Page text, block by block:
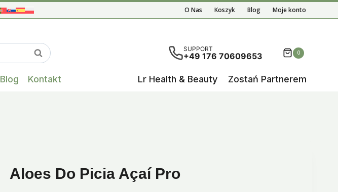
O Nas Koszyk Blog Moje konto
Szukaj Gdy dostępne są wyniki autouzupełniania, użyj strzałek w górę i
SUPPORT
+49 176 70609653 0
Blog Kontakt Lr Health & Beauty Zostań Partnerem
Aloes Do Picia Açaí Pro